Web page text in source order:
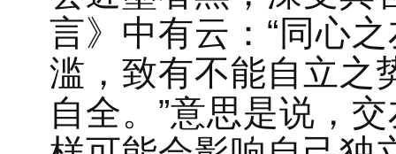
言》中有云：“同心
滥，致有不能自立之
自全。”意思是说，